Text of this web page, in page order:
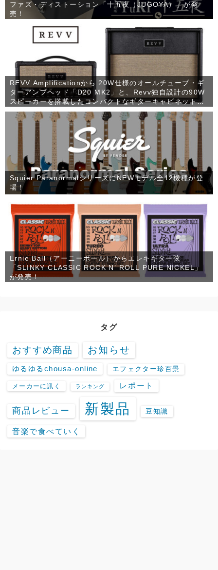
ファズ・ディストーション「十五夜（JUGOYA）」が発
売！
REVV Amplificationから 20W仕様のオールチューブ・ギ
ターアンプヘッド「D20 MK2」と、Revv独自設計の90W
スピーカーを搭載したコンパクトなギターキャビネット
「1×12 RV90」が発売！
Squier ParanormalシリーズにNEWモデル全12機種が登
場！
Ernie Ball（アーニーボール）からエレキギター弦
「SLINKY CLASSIC ROCK N’ ROLL PURE NICKEL」
が発売！
タグ
おすすめ商品 お知らせ
ゆるゆるchousa-online エフェクター珍百景
メーカーに訊く ランキング レポート
商品レビュー 新製品 豆知識
音楽で食べていく